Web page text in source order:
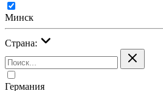
Минск
Страна:
Германия